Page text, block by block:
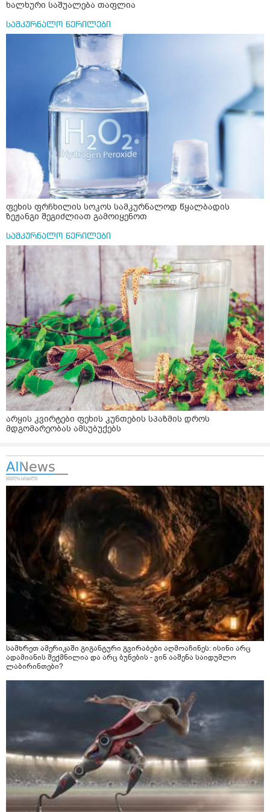
ხალხური საშუალება თაფლია
სამკურნალო წერილები
ფეხის ფრჩხილის სოკოს სამკურნალოდ წყალბადის
ზეჟანგი შეგიძლიათ გამოიყენოთ
სამკურნალო წერილები
არყის კვირტები ფეხის კუნთების სპაზმის დროს
მდგომარეობას ამსუბუქებს
სამხრეთ ამერიკაში გიგანტური გვირაბები აღმოაჩინეს: ისინი არც
ადამიანის შექმნილია და არც ბუნების - ვინ ააშენა საიდუმლო
ლაბირინთები?